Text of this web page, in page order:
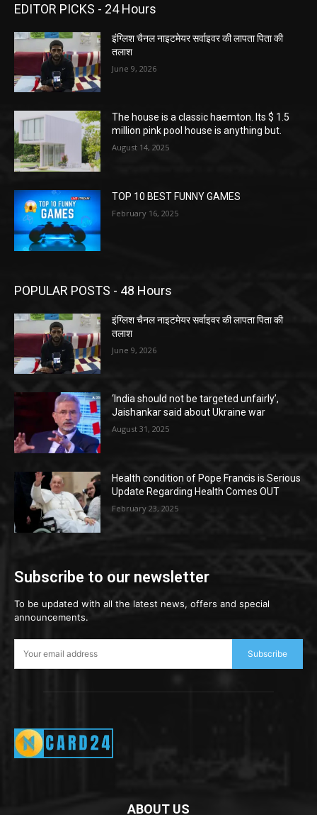
EDITOR PICKS - 24 Hours
इंग्लिश चैनल नाइटमेयर सर्वाइवर की लापता पिता की
तलाश
June 9, 2026
The house is a classic haemton. Its $ 1.5
million pink pool house is anything but.
August 14, 2025
TOP 10 BEST FUNNY GAMES
February 16, 2025
POPULAR POSTS - 48 Hours
इंग्लिश चैनल नाइटमेयर सर्वाइवर की लापता पिता की
तलाश
June 9, 2026
‘India should not be targeted unfairly’,
Jaishankar said about Ukraine war
August 31, 2025
Health condition of Pope Francis is Serious
Update Regarding Health Comes OUT
February 23, 2025
Subscribe to our newsletter
To be updated with all the latest news, offers and special
announcements.
Subscribe
ABOUT US